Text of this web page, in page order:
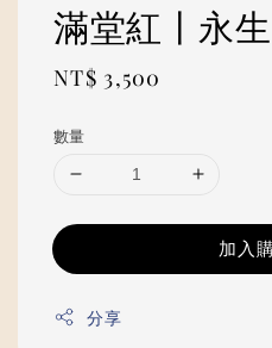
滿堂紅丨永
Regular
NT$ 3,500
數量
加入
分享